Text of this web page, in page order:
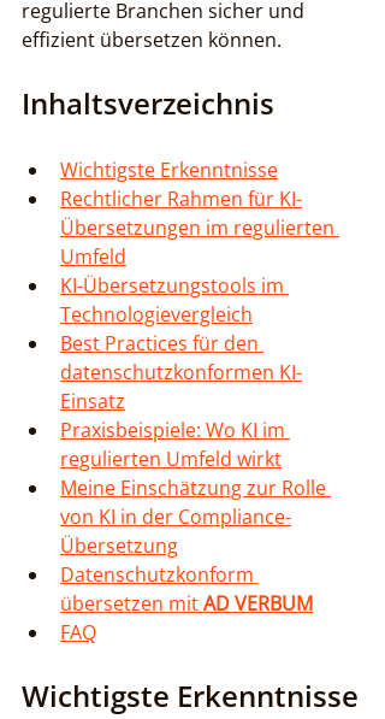
regulierte Branchen sicher und
effizient übersetzen können.
Inhaltsverzeichnis
Wichtigste Erkenntnisse
Rechtlicher Rahmen für KI-
Übersetzungen im regulierten
Umfeld
KI-Übersetzungstools im
Technologievergleich
Best Practices für den
datenschutzkonformen KI-
Einsatz
Praxisbeispiele: Wo KI im
regulierten Umfeld wirkt
Meine Einschätzung zur Rolle
von KI in der Compliance-
Übersetzung
Datenschutzkonform
übersetzen mit AD VERBUM
FAQ
Wichtigste Erkenntnisse